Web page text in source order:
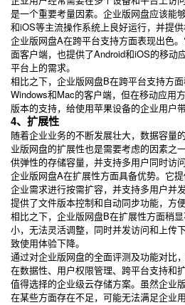
是一个重要考量因素。企业版网盘应该能
和iOS等主流操作系统上良好运行，并提供
企业版网盘A在跨平台支持方面表现出色
面客户端，也提供了Android和iOS的移动
平台上的需求。
相比之下，企业版网盘B在跨平台支持方
Windows和Mac的客户端，但在移动应用
版本的支持，给使用苹果设备的企业用户
4、扩展性
随着企业业务的不断发展壮大，数据容量
业版网盘的扩展性也是需要考虑的因素之
供弹性的存储容量，并支持多用户同时访
企业版网盘A在扩展性方面具备优势。它
企业需求进行按需扩容，并支持多用户并
提供了文件版本控制和自动同步功能，方
相比之下，企业版网盘B在扩展性方面稍
小，无法灵活调整，同时并发访问和上传
致使用体验下降。
通过对企业版网盘的全面评测及功能对比
在数据性、用户权限管理、跨平台支持和
值得选择的企业级云存储方案。虽然企业
在某些方面存在不足，可能无法满足企业